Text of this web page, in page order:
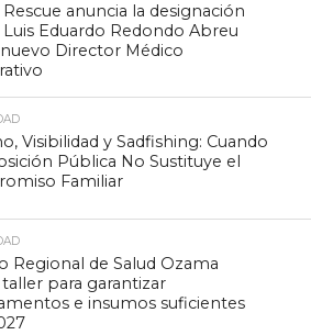
anuncia la designación
Luis Eduardo Redondo Abreu
Director Médico
Visibilidad y Sadfishing: Cuando
Pública No Sustituye el
Familiar
Regional de Salud Ozama
taller para garantizar
e insumos suficientes